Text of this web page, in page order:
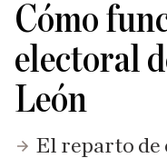
Cómo
electoral
León
El reparto de